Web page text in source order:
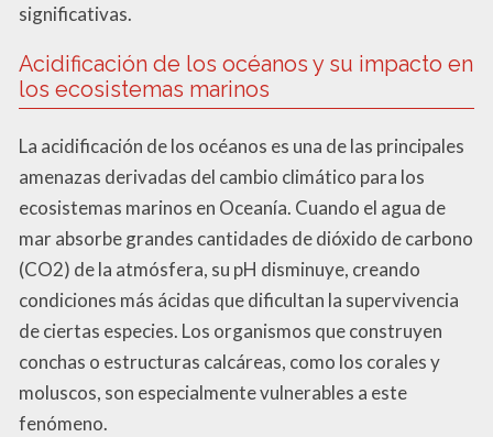
significativas.
Acidificación de los océanos y su impacto en
los ecosistemas marinos
La acidificación de los océanos es una de las principales
amenazas derivadas del cambio climático para los
ecosistemas marinos en Oceanía. Cuando el agua de
mar absorbe grandes cantidades de dióxido de carbono
(CO2) de la atmósfera, su pH disminuye, creando
condiciones más ácidas que dificultan la supervivencia
de ciertas especies. Los organismos que construyen
conchas o estructuras calcáreas, como los corales y
moluscos, son especialmente vulnerables a este
fenómeno.